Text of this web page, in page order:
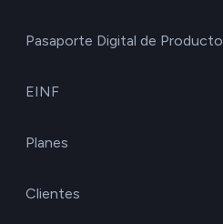
Pasaporte Digital de Producto
EINF
Planes
Clientes